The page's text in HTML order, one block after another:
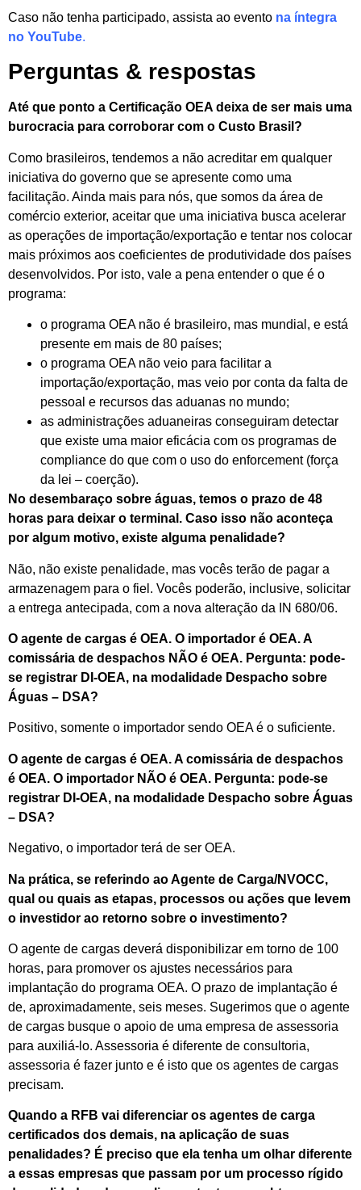
Caso não tenha participado, assista ao evento na íntegra
no YouTube.
Perguntas & respostas
Até que ponto a Certificação OEA deixa de ser mais uma
burocracia para corroborar com o Custo Brasil?
Como brasileiros, tendemos a não acreditar em qualquer
iniciativa do governo que se apresente como uma
facilitação. Ainda mais para nós, que somos da área de
comércio exterior, aceitar que uma iniciativa busca acelerar
as operações de importação/exportação e tentar nos colocar
mais próximos aos coeficientes de produtividade dos países
desenvolvidos. Por isto, vale a pena entender o que é o
programa:
o programa OEA não é brasileiro, mas mundial, e está
presente em mais de 80 países;
o programa OEA não veio para facilitar a
importação/exportação, mas veio por conta da falta de
pessoal e recursos das aduanas no mundo;
as administrações aduaneiras conseguiram detectar
que existe uma maior eficácia com os programas de
compliance do que com o uso do enforcement (força
da lei – coerção).
No desembaraço sobre águas, temos o prazo de 48
horas para deixar o terminal. Caso isso não aconteça
por algum motivo, existe alguma penalidade?
Não, não existe penalidade, mas vocês terão de pagar a
armazenagem para o fiel. Vocês poderão, inclusive, solicitar
a entrega antecipada, com a nova alteração da IN 680/06.
O agente de cargas é OEA. O importador é OEA. A
comissária de despachos NÃO é OEA. Pergunta: pode-
se registrar DI-OEA, na modalidade Despacho sobre
Águas – DSA?
Positivo, somente o importador sendo OEA é o suficiente.
O agente de cargas é OEA. A comissária de despachos
é OEA. O importador NÃO é OEA. Pergunta: pode-se
registrar DI-OEA, na modalidade Despacho sobre Águas
– DSA?
Negativo, o importador terá de ser OEA.
Na prática, se referindo ao Agente de Carga/NVOCC,
qual ou quais as etapas, processos ou ações que levem
o investidor ao retorno sobre o investimento?
O agente de cargas deverá disponibilizar em torno de 100
horas, para promover os ajustes necessários para
implantação do programa OEA. O prazo de implantação é
de, aproximadamente, seis meses. Sugerimos que o agente
de cargas busque o apoio de uma empresa de assessoria
para auxiliá-lo. Assessoria é diferente de consultoria,
assessoria é fazer junto e é isto que os agentes de cargas
precisam.
Quando a RFB vai diferenciar os agentes de carga
certificados dos demais, na aplicação de suas
penalidades? É preciso que ela tenha um olhar diferente
a essas empresas que passam por um processo rígido